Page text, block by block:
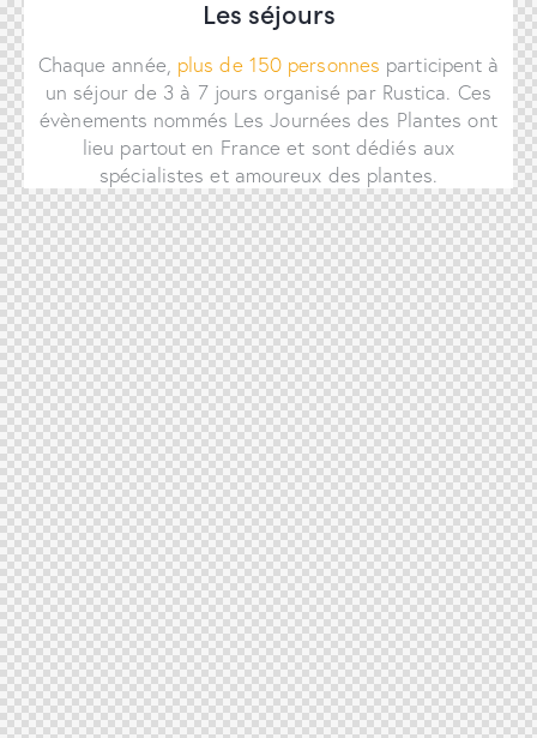
Les séjours
Chaque année, plus de 150 personnes participent à
un séjour de 3 à 7 jours organisé par Rustica. Ces
évènements nommés Les Journées des Plantes ont
lieu partout en France et sont dédiés aux
spécialistes et amoureux des plantes.